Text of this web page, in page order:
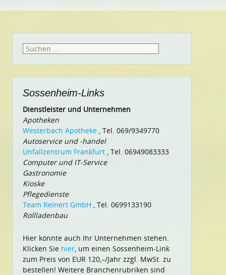
Suchen
Sossenheim-Links
Dienstleister und Unternehmen
Apotheken
Westerbach Apotheke , Tel. 069/9349770
Autoservice und -handel
Unfallzentrum Frankfurt , Tel. 06949083333
Computer und IT-Service
Gastronomie
Kioske
Pflegedienste
Team Reinert GmbH , Tel. 0699133190
Rollladenbau
Hier könnte auch Ihr Unternehmen stehen.
Klicken Sie hier, um einen Sossenheim-Link
zum Preis von EUR 120,–/Jahr zzgl. MwSt. zu
bestellen! Weitere Branchenrubriken sind